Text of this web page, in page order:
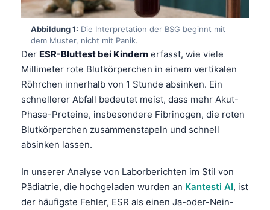
Abbildung 1: Die Interpretation der BSG beginnt mit
dem Muster, nicht mit Panik.
Der ESR-Bluttest bei Kindern erfasst, wie viele
Millimeter rote Blutkörperchen in einem vertikalen
Röhrchen innerhalb von 1 Stunde absinken. Ein
schnellerer Abfall bedeutet meist, dass mehr Akut-
Phase-Proteine, insbesondere Fibrinogen, die roten
Blutkörperchen zusammenstapeln und schnell
absinken lassen.
In unserer Analyse von Laborberichten im Stil von
Pädiatrie, die hochgeladen wurden an Kantesti AI, ist
der häufigste Fehler, ESR als einen Ja-oder-Nein-